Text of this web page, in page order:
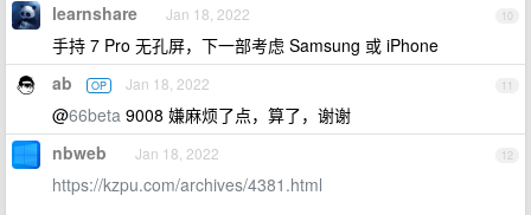
10
learnshare Jan 18, 2022
手持 7 Pro 无孔屏，下一部考虑 Samsung 或 iPhone
11
ab OP Jan 18, 2022
@66beta 9008 嫌麻烦了点，算了，谢谢
12
nbweb Jan 18, 2022
https://kzpu.com/archives/4381.html